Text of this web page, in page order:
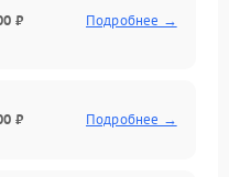
₽ Подробнее →
₽ Подробнее →